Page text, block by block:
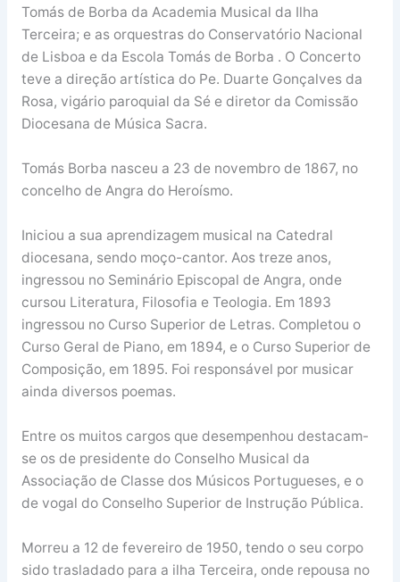
Tomás de Borba da Academia Musical da Ilha
Terceira; e as orquestras do Conservatório Nacional
de Lisboa e da Escola Tomás de Borba . O Concerto
teve a direção artística do Pe. Duarte Gonçalves da
Rosa, vigário paroquial da Sé e diretor da Comissão
Diocesana de Música Sacra.
Tomás Borba nasceu a 23 de novembro de 1867, no
concelho de Angra do Heroísmo.
Iniciou a sua aprendizagem musical na Catedral
diocesana, sendo moço-cantor. Aos treze anos,
ingressou no Seminário Episcopal de Angra, onde
cursou Literatura, Filosofia e Teologia. Em 1893
ingressou no Curso Superior de Letras. Completou o
Curso Geral de Piano, em 1894, e o Curso Superior de
Composição, em 1895. Foi responsável por musicar
ainda diversos poemas.
Entre os muitos cargos que desempenhou destacam-
se os de presidente do Conselho Musical da
Associação de Classe dos Músicos Portugueses, e o
de vogal do Conselho Superior de Instrução Pública.
Morreu a 12 de fevereiro de 1950, tendo o seu corpo
sido trasladado para a ilha Terceira, onde repousa no